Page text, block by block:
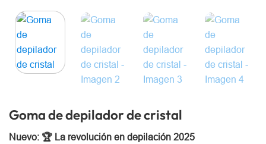
Goma de depilador de cristal
Nuevo: 🏆 La revolución en depilación 2025